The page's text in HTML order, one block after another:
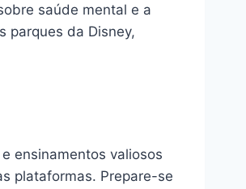
saúde mental e a
parques da Disney,
ensinamentos valiosos
plataformas. Prepare-se